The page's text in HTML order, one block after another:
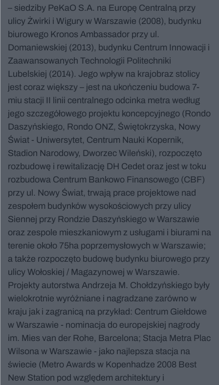
– siedziby PeKaO S.A. na Europę Centralną przy
ulicy Żwirki i Wigury w Warszawie (2008), budynku
biurowego Kronos Ambassador przy ul.
Domaniewskiej (2013), budynku Centrum Innowacji i
Zaawansowanych Technologii Politechniki
Lubelskiej (2014). Jego wpływ na krajobraz stolicy
jest coraz większy – jest na ukończeniu budowa 7-
miu stacji II linii centralnego odcinka metra według
jego szczegółowego projektu koncepcyjnego (Rondo
Daszyńskiego, Rondo ONZ, Świętokrzyska, Nowy
Świat - Uniwersytet, Centrum Nauki Kopernik,
Stadion Narodowy, Dworzec Wileński), rozpoczęto
rozbudowę i rewitalizację DH Cedet oraz jest w toku
rozbudowa Centrum Bankowo Finansowego (CBF)
przy ul. Nowy Świat, trwają prace projektowe nad
zespołem budynków wysokościowych przy ulicy
Siennej przy Rondzie Daszyńskiego w Warszawie
oraz zespole mieszkaniowym z usługami i biurami na
terenie około 75ha poprzemysłowych w Warszawie;
a także rozpoczęto budowę budynku biurowego przy
ulicy Wołoskiej / Magazynowej w Warszawie.
Projekty autorstwa Andrzeja M. Chołdzyńskiego były
wielokrotnie wyróżniane i nagradzane zarówno w
kraju jak i zagranicą na przykład: Centrum Giełdowe
w Warszawie - nominacja do europejskiej nagrody
im. Mies van der Rohe, Barcelona; Stacja Metra Plac
Wilsona w Warszawie - jako najlepsza stacja na
świecie (Metro Awards w Kopenhadze 2008 Best
New Station pod względem architektury i